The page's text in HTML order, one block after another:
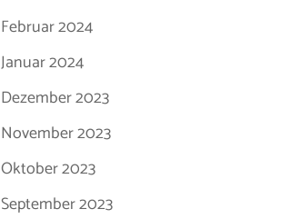
Februar 2024
Januar 2024
Dezember 2023
November 2023
Oktober 2023
September 2023